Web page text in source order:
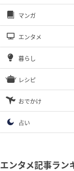
マンガ
エンタメ
暮らし
レシピ
おでかけ
占い
エンタメ記事ラン